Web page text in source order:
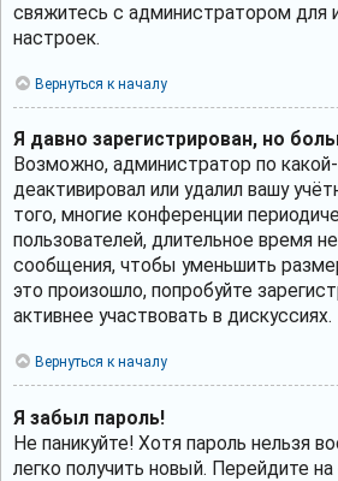
свяжитесь с администратором для
настроек.
Вернуться к началу
Я давно зарегистрирован, но
Возможно, администратор по
деактивировал или удалил вашу
того, многие конференции
пользователей, длительное время
сообщения, чтобы уменьшить
это произошло, попробуйте
активнее участвовать в дискуссиях.
Вернуться к началу
Я забыл пароль!
Не паникуйте! Хотя пароль нельзя
легко получить новый. Перейдите